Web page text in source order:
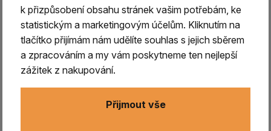
k přizpůsobení obsahu stránek vašim potřebám, ke
statistickým a marketingovým účelům. Kliknutím na
tlačítko přijímám nám udělíte souhlas s jejich sběrem
a zpracováním a my vám poskytneme ten nejlepší
zážitek z nakupování.
Přijmout vše